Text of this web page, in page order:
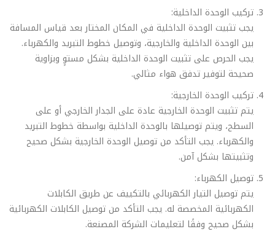
تركيب الوحدة الداخلية:
يجب تثبيت الوحدة الداخلية في المكان المختار بعد قياس المسافة
بين الوحدة الداخلية والخارجية، وتوصيل خطوط التبريد والكهرباء.
يجب الحرص على تثبيت الوحدة الداخلية بشكل مستوٍ وبزاوية
صحيحة لتوفير تدفق هواء مثالي.
تركيب الوحدة الخارجية:
يتم تثبيت الوحدة الخارجية عادة على الجدار الخارجي أو على
السطح، ويتم توصيلها بالوحدة الداخلية بواسطة خطوط التبريد
والكهرباء. يجب التأكد من توصيل الوحدة الخارجية بشكل صحيح
وتثبيتها بشكل آمن.
توصيل الكهرباء:
يتم توصيل التيار الكهربائي بالتكييف عن طريق الكابلات
الكهربائية المخصصة له. يجب التأكد من توصيل الكابلات الكهربائية
بشكل صحيح وفقًا لتعليمات الشركة المصنعة.